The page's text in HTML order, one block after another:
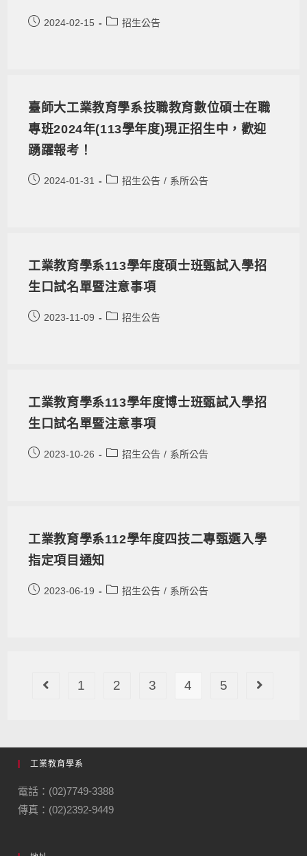
2024-02-15 招生公告
臺師大工業教育學系技職教育數位碩士在職
專班2024年(113學年度)現正招生中，歡迎
踴躍報考！
2024-01-31 招生公告 / 系所公告
工業教育學系113學年度碩士班甄試入學招
生口試名單暨注意事項
2023-11-09 招生公告
工業教育學系113學年度博士班甄試入學招
生口試名單暨注意事項
2023-10-26 招生公告 / 系所公告
工業教育學系112學年度四技二專甄選入學
指定項目通知
2023-06-19 招生公告 / 系所公告
1 2 3 4 5
工業教育學系
電話：(02)7749-3388
傳真：(02)2392-9449